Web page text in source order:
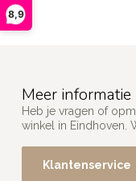
8,9
Meer informatie
Heb je vragen of
winkel in Eindhoven.
Klantenservice